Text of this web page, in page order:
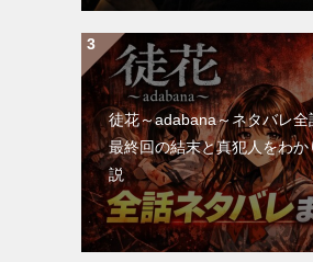
徒花～adabana～ネタバレ全
最終回の結末と真犯人をわか
説